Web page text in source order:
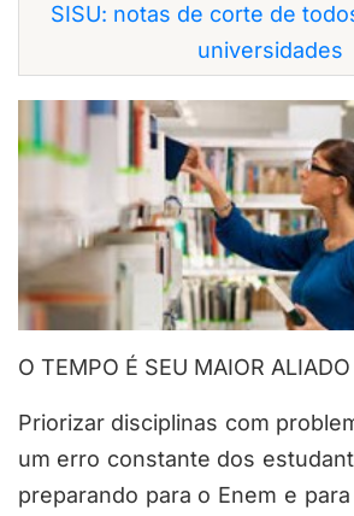
SISU: notas de corte de
universidades
O TEMPO É SEU MAIOR ALIADO
Priorizar disciplinas com
um erro constante dos
preparando para o Enem e